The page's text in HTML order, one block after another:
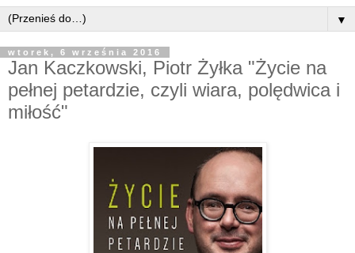
▼
wtorek, 6 września 2016
Jan Kaczkowski, Piotr Żyłka "Życie na
pełnej petardzie, czyli wiara, polędwica i
miłość"